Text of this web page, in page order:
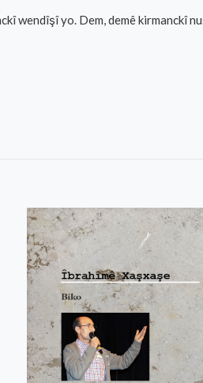
wendîşî yo. Dem, demê kirmanckî